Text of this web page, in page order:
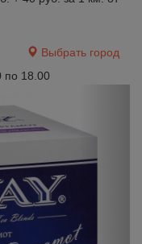
Выбрать город
по 18.00